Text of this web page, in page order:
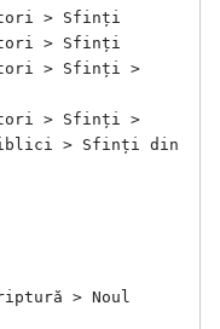
> Sfinți
> Sfinți
> Sfinți >
> Sfinți >
> Sfinți din
> Noul